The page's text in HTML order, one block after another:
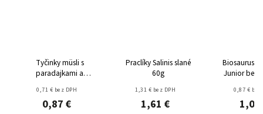
Tyčinky müsli s
paradajkami a
bezgluténové 55g
0,71 € bez DPH
0,87 €
Praclíky Salinis slané
60g
1,31 € bez DPH
1,61 €
Biosaurus
Junior
0,87 € bez
1,07